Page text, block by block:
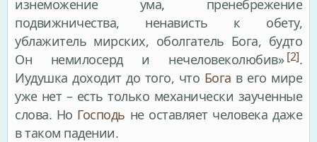
изнеможение ума, пренебрежение
подвижничества, ненависть к обету,
ублажитель мирских, оболгатель Бога, будто
Он немилосерд и нечеловеколюбив» [2].
Иудушка доходит до того, что Бога в его мире
уже нет – есть только механически заученные
слова. Но Господь не оставляет человека даже
в таком падении.